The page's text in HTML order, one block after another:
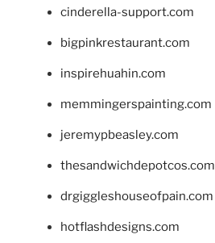
cinderella-support.com
bigpinkrestaurant.com
inspirehuahin.com
memmingerspainting.com
jeremypbeasley.com
thesandwichdepotcos.com
drgiggleshouseofpain.com
hotflashdesigns.com